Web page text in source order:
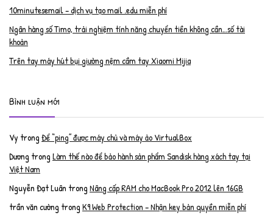
10minutesemail – dịch vụ tạo mail .edu miễn phí
Ngân hàng số Timo, trải nghiệm tính năng chuyển tiền không cần…số tài
khoản
Trên tay máy hút bụi giường nệm cầm tay Xiaomi Mijia
Bình luận mới
Vy trongĐể “ping” được máy chủ và máy ảo VirtualBox
Dương trongLàm thế nào để bảo hành sản phẩm Sandisk hàng xách tay tại
Việt Nam
Nguyễn Đạt Luân trongNâng cấp RAM cho MacBook Pro 2012 lên 16GB
trần văn cường trongK9 Web Protection – Nhận key bản quyền miễn phí